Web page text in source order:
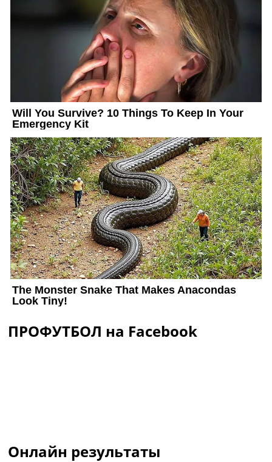
ПРОФУТБОЛ на Facebook
Онлайн результаты